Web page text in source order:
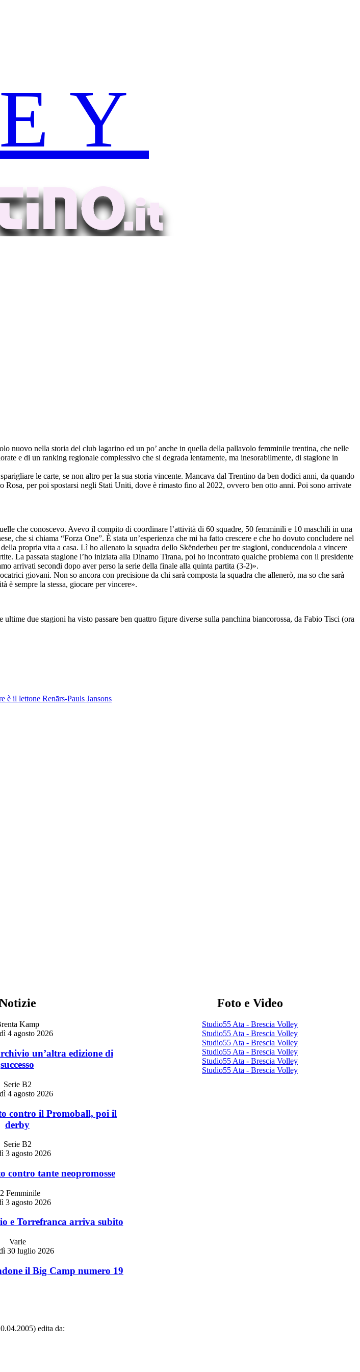
nuovo nella storia del club lagarino ed un po’ anche in quella della pallavolo femminile trentina, che nelle
e di un ranking regionale complessivo che si degrada lentamente, ma inesorabilmente, di stagione in
le carte, se non altro per la sua storia vincente. Mancava dal Trentino da ben dodici anni, da quando
per poi spostarsi negli Stati Uniti, dove è rimasto fino al 2022, ovvero ben otto anni. Poi sono arrivate
che conoscevo. Avevo il compito di coordinare l’attività di 60 squadre, 50 femminili e 10 maschili in una
si chiama “Forza One”. È stata un’esperienza che mi ha fatto crescere e che ho dovuto concludere nel
propria vita a casa. Lì ho allenato la squadra dello Skënderbeu per tre stagioni, conducendola a vincere
La passata stagione l’ho iniziata alla Dinamo Tirana, poi ho incontrato qualche problema con il presidente
arrivati secondi dopo aver perso la serie della finale alla quinta partita (3-2)».
giovani. Non so ancora con precisione da chi sarà composta la squadra che allenerò, ma so che sarà
è sempre la stessa, giocare per vincere».
due stagioni ha visto passare ben quattro figure diverse sulla panchina biancorossa, da Fabio Tisci (ora
è il lettone Renārs-Pauls Jansons
Kamp
4 agosto 2026
un’altra edizione di
successo
Serie B2
4 agosto 2026
contro il Promoball, poi il
derby
Serie B2
3 agosto 2026
contro tante neopromosse
Femminile
3 agosto 2026
e Torrefranca arriva subito
Varie
30 luglio 2026
il Big Camp numero 19
Foto e Video
Studio55 Ata - Brescia Volley
Studio55 Ata - Brescia Volley
Studio55 Ata - Brescia Volley
Studio55 Ata - Brescia Volley
Studio55 Ata - Brescia Volley
Studio55 Ata - Brescia Volley
edita da: